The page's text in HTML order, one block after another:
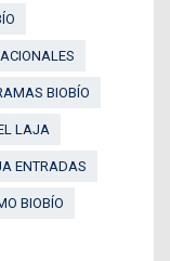
BIOBÍO
LAJA
ENTRADAS
BIOBÍO